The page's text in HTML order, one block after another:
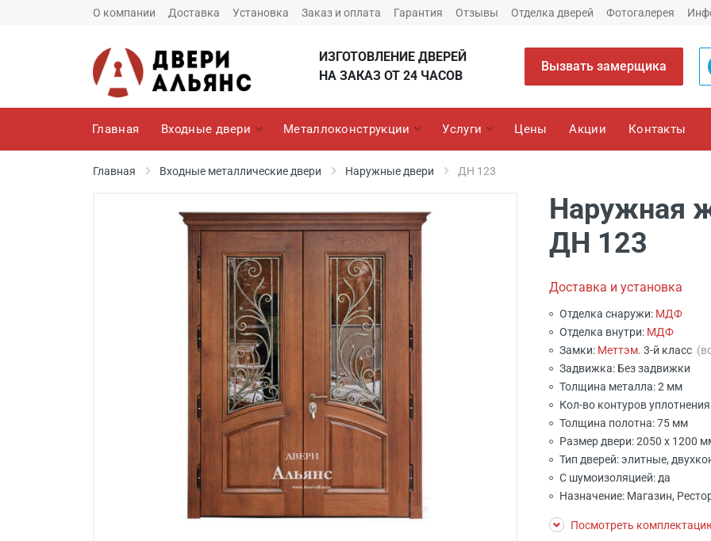
О компании Доставка Установка Заказ и оплата Гарантия Отзывы Отделка дверей Фотогалерея
ИЗГОТОВЛЕНИЕ ДВЕРЕЙ
НА ЗАКАЗ ОТ 24 ЧАСОВ
Вызвать замерщика
Главная Входные двери Металлоконструкции Услуги Цены Акции Контакты
Главная Входные металлические двери Наружные двери ДН 123
Наружная
ДН 123
Доставка и установка
Отделка снаружи: МДФ
Отделка внутри: МДФ
Замки: Меттэм. 3-й класс
Задвижка: Без задвижки
Толщина металла: 2 мм
Кол-во контуров
Толщина полотна: 75 мм
Размер двери: 2050 x 1200
Тип дверей: элитные,
С шумоизоляцией: да
Назначение: Магазин,
Посмотреть